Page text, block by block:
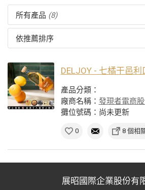
所有產品 (8)
依推薦排序
DELJOY - 七橘干邑利
產品分類：
廠商名稱： 發現者電商
攤位號碼：尚未更新
0 8 個相
展昭國際企業股份有